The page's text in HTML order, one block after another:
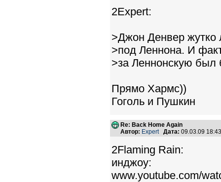
2Expert:
>Джон Денвер жутко
>под Леннона. И
>за Леннонскую был
Прямо Хармс))
Гоголь и Пушкин
Re: Back Home Again
Автор: Expert Дата: 09.03.09
2Flaming Rain:
инджоу:
www.youtube.com/